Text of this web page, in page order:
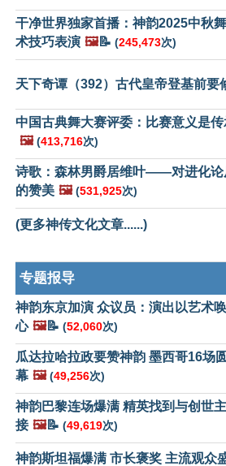
干净世界独家首播：神韵2025中秋
术技巧表演 🖼️📝 (245,473次)
天下奇谭（392）古代皇帝登基前要
中国古典舞大赛评委：比赛意义是
🖼️ (413,716次)
诗歌：森林男爵居维叶——对进化论
的赞美 🖼️ (531,925次)
(更多神传文化文章......)
专题报导
神韵东京加演 众议员：演出以艺术
心 🖼️📝 (52,060次)
瓜达拉哈拉政要赞神韵 墨西哥16场
幕 🖼️ (49,256次)
神韵巴黎连场爆满 精英找到与创世
接 🖼️📝 (49,619次)
神韵斯坦福爆满 市长褒奖 主流观众